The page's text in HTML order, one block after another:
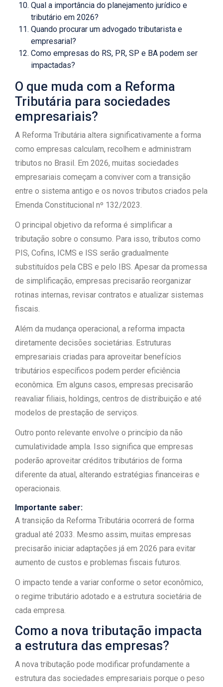
Qual a importância do planejamento jurídico e
tributário em 2026?
Quando procurar um advogado tributarista e
empresarial?
Como empresas do RS, PR, SP e BA podem ser
impactadas?
O que muda com a Reforma
Tributária para sociedades
empresariais?
A Reforma Tributária altera significativamente a forma
como empresas calculam, recolhem e administram
tributos no Brasil. Em 2026, muitas sociedades
empresariais começam a conviver com a transição
entre o sistema antigo e os novos tributos criados pela
Emenda Constitucional nº 132/2023.
O principal objetivo da reforma é simplificar a
tributação sobre o consumo. Para isso, tributos como
PIS, Cofins, ICMS e ISS serão gradualmente
substituídos pela CBS e pelo IBS. Apesar da promessa
de simplificação, empresas precisarão reorganizar
rotinas internas, revisar contratos e atualizar sistemas
fiscais.
Além da mudança operacional, a reforma impacta
diretamente decisões societárias. Estruturas
empresariais criadas para aproveitar benefícios
tributários específicos podem perder eficiência
econômica. Em alguns casos, empresas precisarão
reavaliar filiais, holdings, centros de distribuição e até
modelos de prestação de serviços.
Outro ponto relevante envolve o princípio da não
cumulatividade ampla. Isso significa que empresas
poderão aproveitar créditos tributários de forma
diferente da atual, alterando estratégias financeiras e
operacionais.
Importante saber:
A transição da Reforma Tributária ocorrerá de forma
gradual até 2033. Mesmo assim, muitas empresas
precisarão iniciar adaptações já em 2026 para evitar
aumento de custos e problemas fiscais futuros.
O impacto tende a variar conforme o setor econômico,
o regime tributário adotado e a estrutura societária de
cada empresa.
Como a nova tributação impacta
a estrutura das empresas?
A nova tributação pode modificar profundamente a
estrutura das sociedades empresariais porque o peso